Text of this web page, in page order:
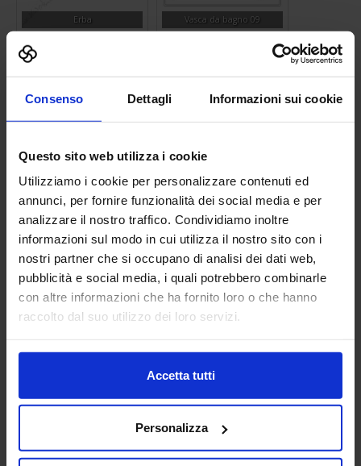
Consenso Dettagli Informazioni sui cookie
Questo sito web utilizza i cookie
Utilizziamo i cookie per personalizzare contenuti ed
annunci, per fornire funzionalità dei social media e per
analizzare il nostro traffico. Condividiamo inoltre
informazioni sul modo in cui utilizza il nostro sito con i
nostri partner che si occupano di analisi dei dati web,
pubblicità e social media, i quali potrebbero combinarle
con altre informazioni che ha fornito loro o che hanno
raccolto dal suo utilizzo dei loro servizi.
Accetta tutti
Personalizza
Erba Vasca da bagno 09
Camion commerciale 01 Alta tensione
Vasca d’acqua 03
Categorie Blocchi CAD
Arredi interni